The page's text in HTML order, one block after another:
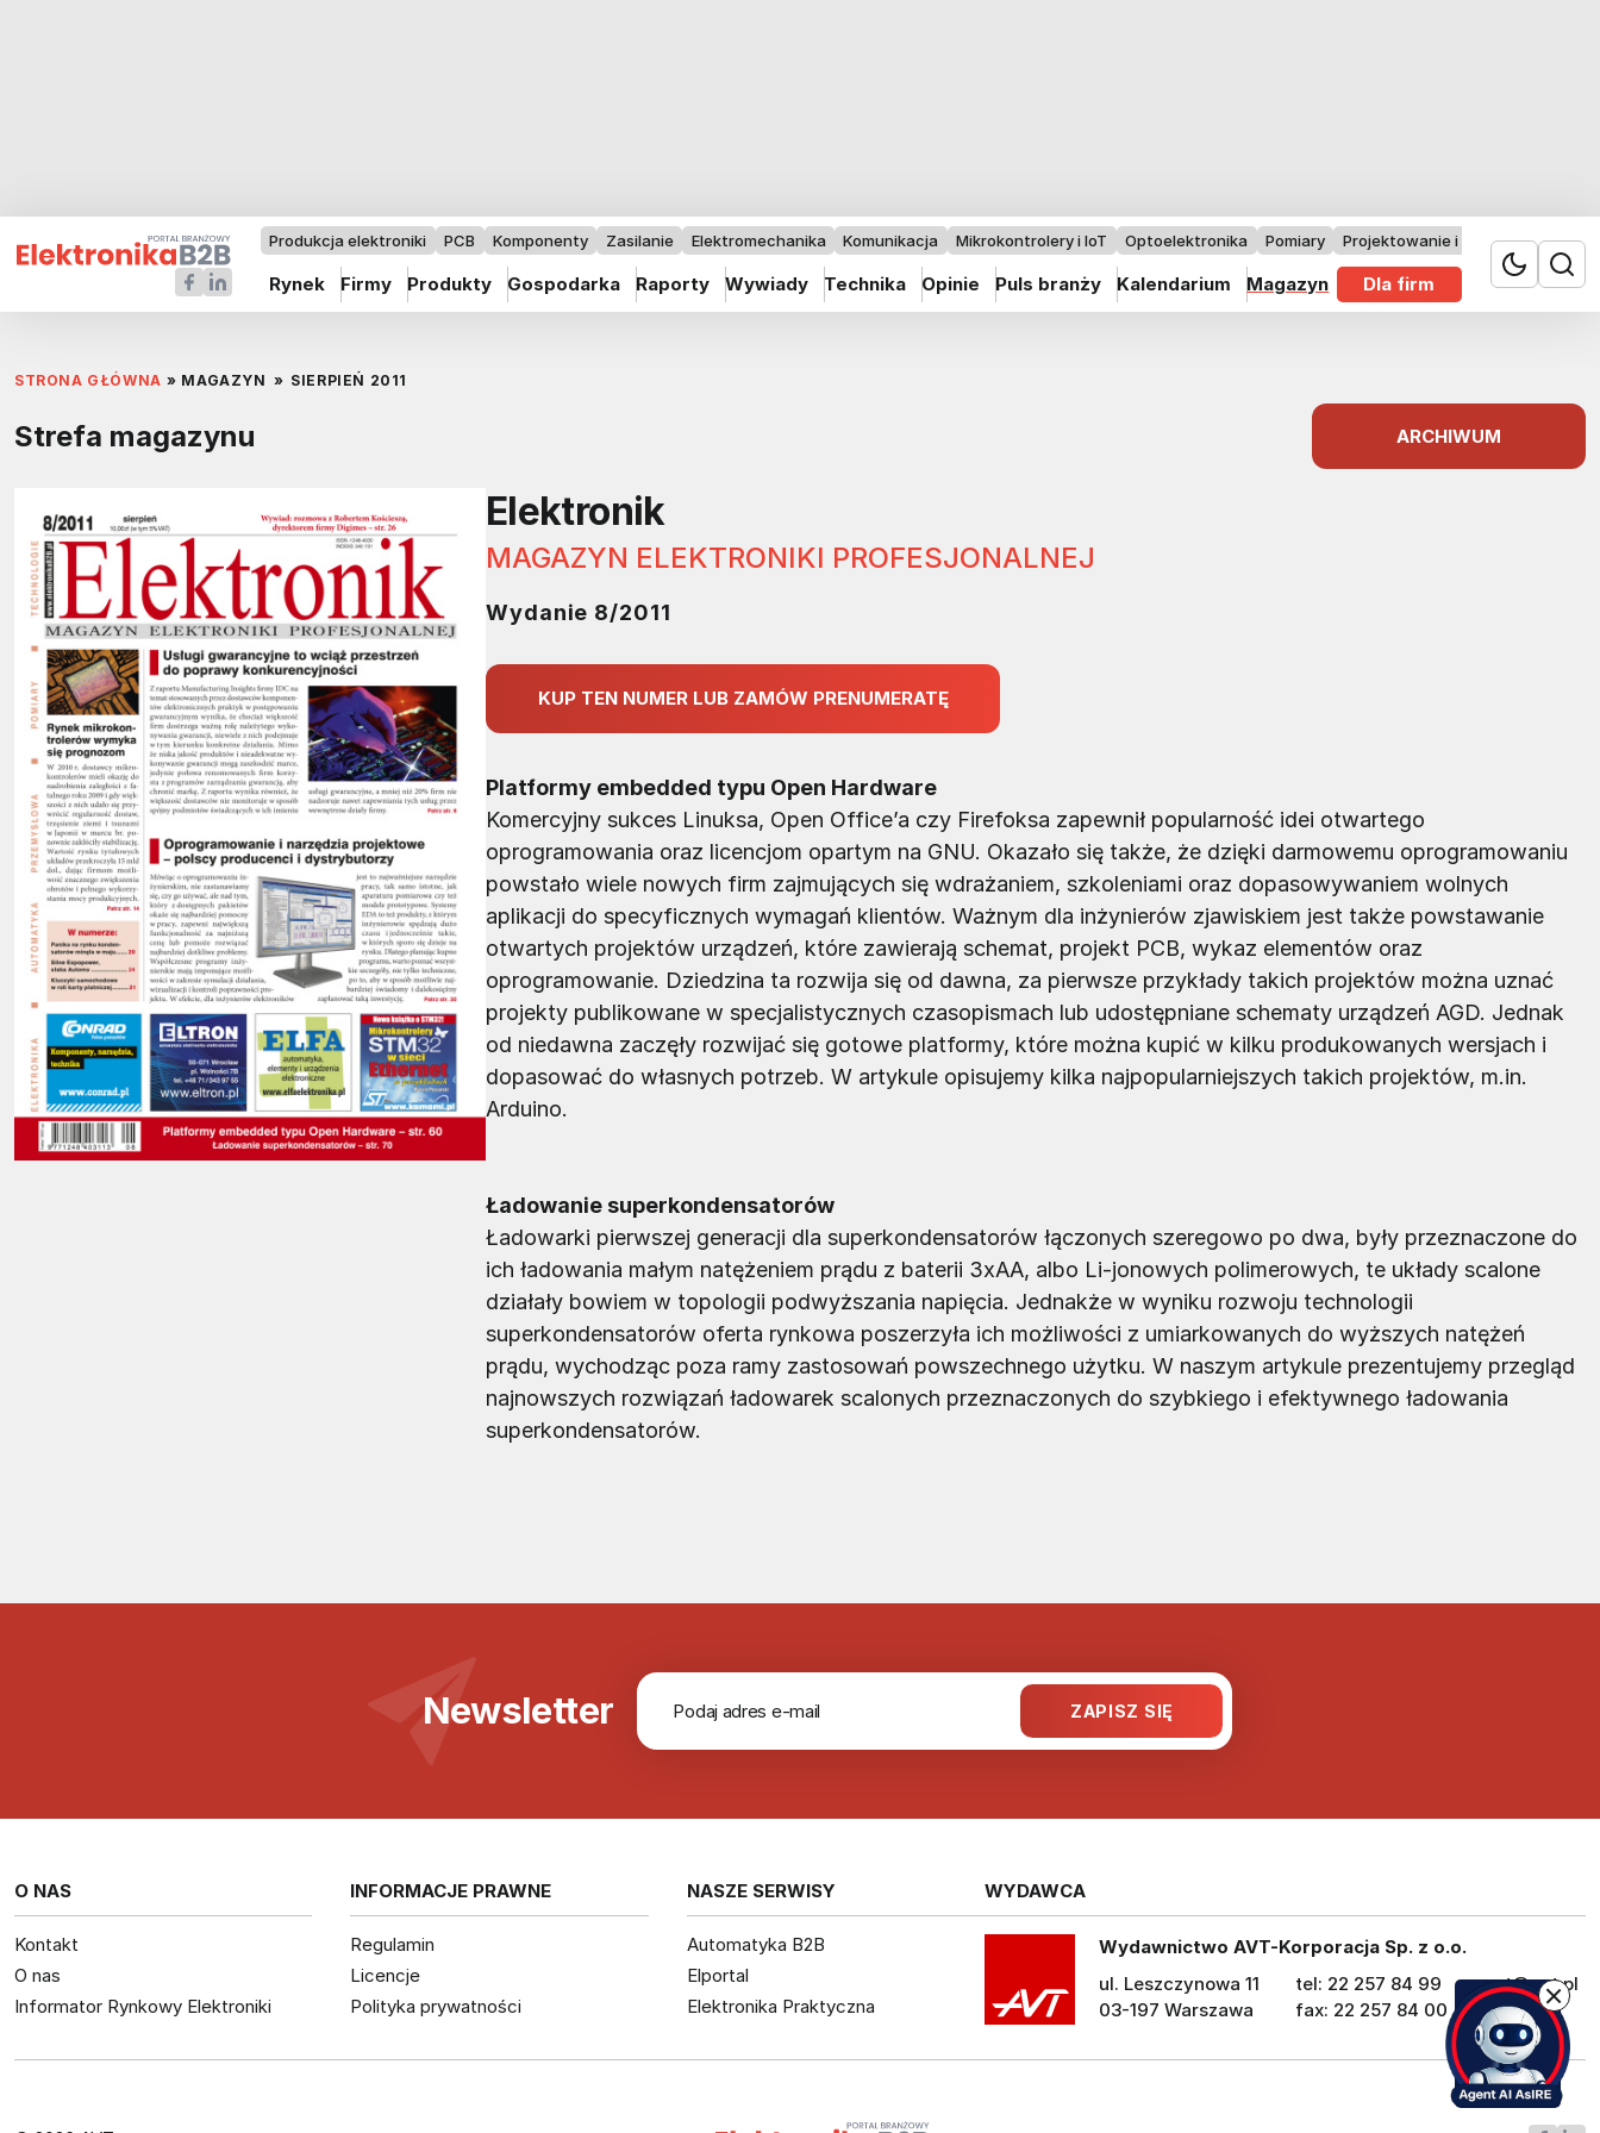
Produkcja elektroniki PCB Komponenty Zasilanie Elektromechanika Komunikacja Mikrokontrolery i IoT Optoelektronika Pomiary Projektowanie i badania
Rynek Firmy Produkty Gospodarka Raporty Wywiady Technika Opinie Puls branży Kalendarium Magazyn Dla firm
STRONA GŁÓWNA » MAGAZYN » SIERPIEŃ 2011
Strefa magazynu ARCHIWUM
Elektronik
MAGAZYN ELEKTRONIKI PROFESJONALNEJ
Wydanie 8/2011
KUP TEN NUMER LUB ZAMÓW PRENUMERATĘ
Platformy embedded typu Open Hardware
Komercyjny sukces Linuksa, Open Office’a czy Firefoksa zapewnił popularność idei otwartego
oprogramowania oraz licencjom opartym na GNU. Okazało się także, że dzięki darmowemu oprogramowaniu
powstało wiele nowych firm zajmujących się wdrażaniem, szkoleniami oraz dopasowywaniem wolnych
aplikacji do specyficznych wymagań klientów. Ważnym dla inżynierów zjawiskiem jest także powstawanie
otwartych projektów urządzeń, które zawierają schemat, projekt PCB, wykaz elementów oraz
oprogramowanie. Dziedzina ta rozwija się od dawna, za pierwsze przykłady takich projektów można uznać
projekty publikowane w specjalistycznych czasopismach lub udostępniane schematy urządzeń AGD. Jednak
od niedawna zaczęły rozwijać się gotowe platformy, które można kupić w kilku produkowanych wersjach i
dopasować do własnych potrzeb. W artykule opisujemy kilka najpopularniejszych takich projektów, m.in.
Arduino.
Ładowanie superkondensatorów
Ładowarki pierwszej generacji dla superkondensatorów łączonych szeregowo po dwa, były przeznaczone do
ich ładowania małym natężeniem prądu z baterii 3xAA, albo Li-jonowych polimerowych, te układy scalone
działały bowiem w topologii podwyższania napięcia. Jednakże w wyniku rozwoju technologii
superkondensatorów oferta rynkowa poszerzyła ich możliwości z umiarkowanych do wyższych natężeń
prądu, wychodząc poza ramy zastosowań powszechnego użytku. W naszym artykule prezentujemy przegląd
najnowszych rozwiązań ładowarek scalonych przeznaczonych do szybkiego i efektywnego ładowania
superkondensatorów.
Newsletter
O NAS
Kontakt
O nas
Informator Rynkowy Elektroniki
INFORMACJE PRAWNE
Regulamin
Licencje
Polityka prywatności
NASZE SERWISY
Automatyka B2B
Elportal
Elektronika Praktyczna
WYDAWCA
Wydawnictwo AVT-Korporacja Sp. z o.o.
ul. Leszczynowa 11
03-197 Warszawa
tel: 22 257 84 99
fax: 22 257 84 00
avt@avt.pl
avt.pl